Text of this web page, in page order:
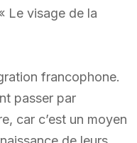
Le visage de la
francophone.
passer par
car c’est un moyen